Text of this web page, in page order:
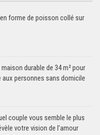
forme de poisson collé sur
durable de 34 m² pour
personnes sans domicile
couple vous semble le plus
votre vision de l’amour